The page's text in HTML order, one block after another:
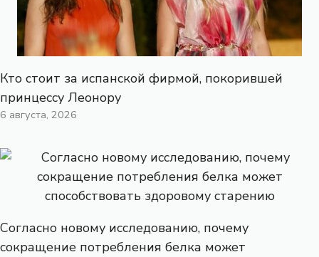
Кто стоит за испанской фирмой, покорившей
принцессу Леонору
6 августа, 2026
Согласно новому исследованию, почему
сокращение потребления белка может